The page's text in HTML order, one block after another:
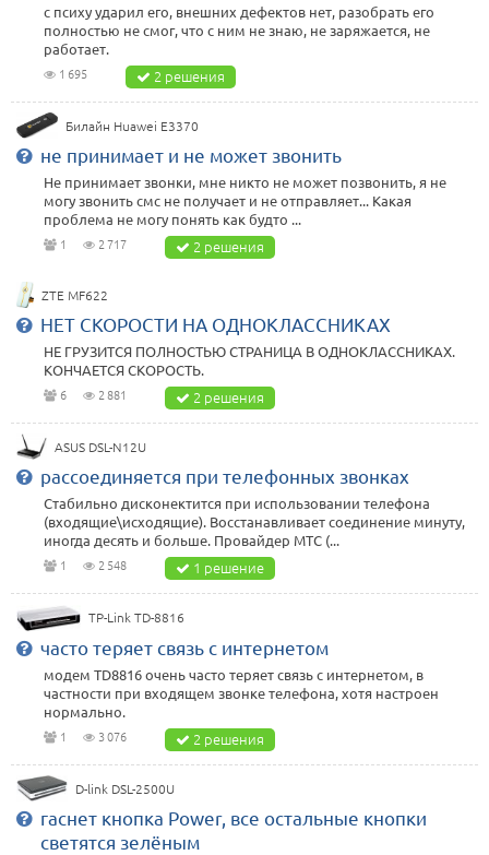
с психу ударил его, внешних дефектов нет, разобрать его
полностью не смог, что с ним не знаю, не заряжается, не
работает.
1 695 2 решения
Билайн Huawei E3370
не принимает и не может звонить
Не принимает звонки, мне никто не может позвонить, я не
могу звонить смс не получает и не отправляет... Какая
проблема не могу понять как будто ...
1 2 717 2 решения
ZTE MF622
НЕТ СКОРОСТИ НА ОДНОКЛАССНИКАХ
НЕ ГРУЗИТСЯ ПОЛНОСТЬЮ СТРАНИЦА В ОДНОКЛАССНИКАХ.
КОНЧАЕТСЯ СКОРОСТЬ.
6 2 881 2 решения
ASUS DSL-N12U
рассоединяется при телефонных звонках
Стабильно дисконектится при использовании телефона
(входящие\исходящие). Восстанавливает соединение минуту,
иногда десять и больше. Провайдер МТС (...
1 2 548 1 решение
TP-Link TD-8816
часто теряет связь с интернетом
модем TD8816 очень часто теряет связь с интернетом, в
частности при входящем звонке телефона, хотя настроен
нормально.
1 3 076 2 решения
D-link DSL-2500U
гаснет кнопка Power, все остальные кнопки
светятся зелёным